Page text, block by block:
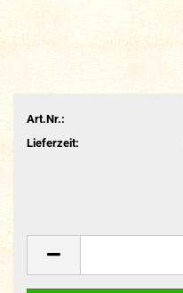
Art.Nr.:
Lieferzeit: